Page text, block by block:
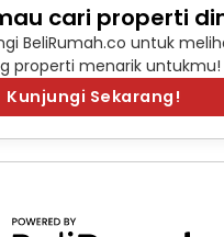
cari properti
BeliRumah.co untuk
properti menarik untukmu!
Kunjungi Sekarang!